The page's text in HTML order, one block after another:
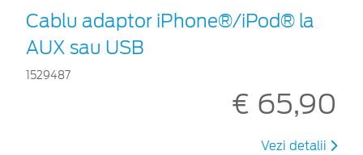
Cablu adaptor iPhone®/iPod® la
AUX sau USB
1529487
€ 65,90
Vezi detalii